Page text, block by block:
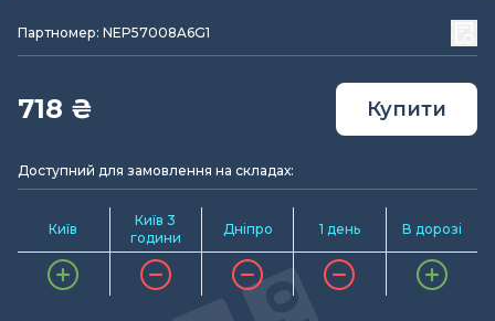
Партномер: NEP57008A6G1
718 ₴ Купити
Доступний для замовлення на складах:
Київ
Київ 3
години
Дніпро 1 день В дорозі